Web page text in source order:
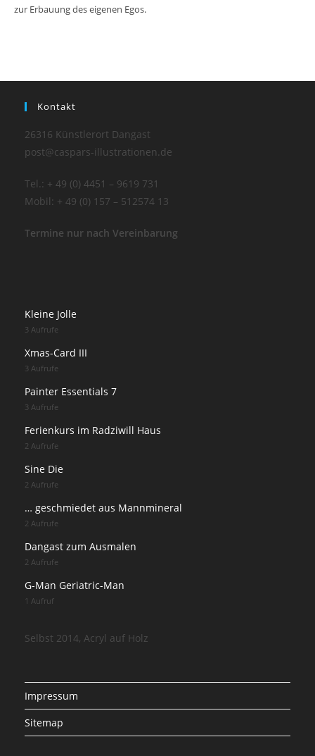
zur Erbauung des eigenen Egos.
Kontakt
26316 Künstlerort Dangast
post@caspars-illustrationen.de
Tel.: + 49 (0) 4451 – 9619 731
Mobil: + 49 (0) 157 – 512574 13
Termine nur nach Vereinbarung
Kleine Jolle
3 Aufrufe
Xmas-Card III
3 Aufrufe
Painter Essentials 7
3 Aufrufe
Ferienkurs im Radziwill Haus
2 Aufrufe
Sine Die
2 Aufrufe
… geschmiedet aus Mannmineral
2 Aufrufe
Dangast zum Ausmalen
2 Aufrufe
G-Man Geriatric-Man
1 Aufruf
Selbst 2014, Acryl auf Holz
Impressum
Sitemap